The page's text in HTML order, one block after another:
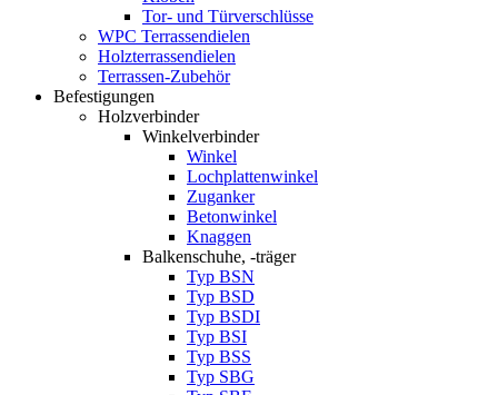
Tor- und Türverschlüsse
WPC Terrassendielen
Holzterrassendielen
Terrassen-Zubehör
Befestigungen
Holzverbinder
Winkelverbinder
Winkel
Lochplattenwinkel
Zuganker
Betonwinkel
Knaggen
Balkenschuhe, -träger
Typ BSN
Typ BSD
Typ BSDI
Typ BSI
Typ BSS
Typ SBG